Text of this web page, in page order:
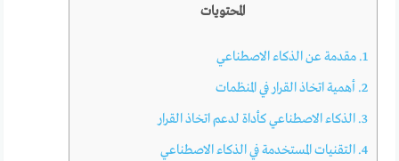
المحتويات
1. مقدمة عن الذكاء الاصطناعي
2. أهمية اتخاذ القرار في المنظمات
3. الذكاء الاصطناعي كأداة لدعم اتخاذ القرار
4. التقنيات المستخدمة في الذكاء الاصطناعي